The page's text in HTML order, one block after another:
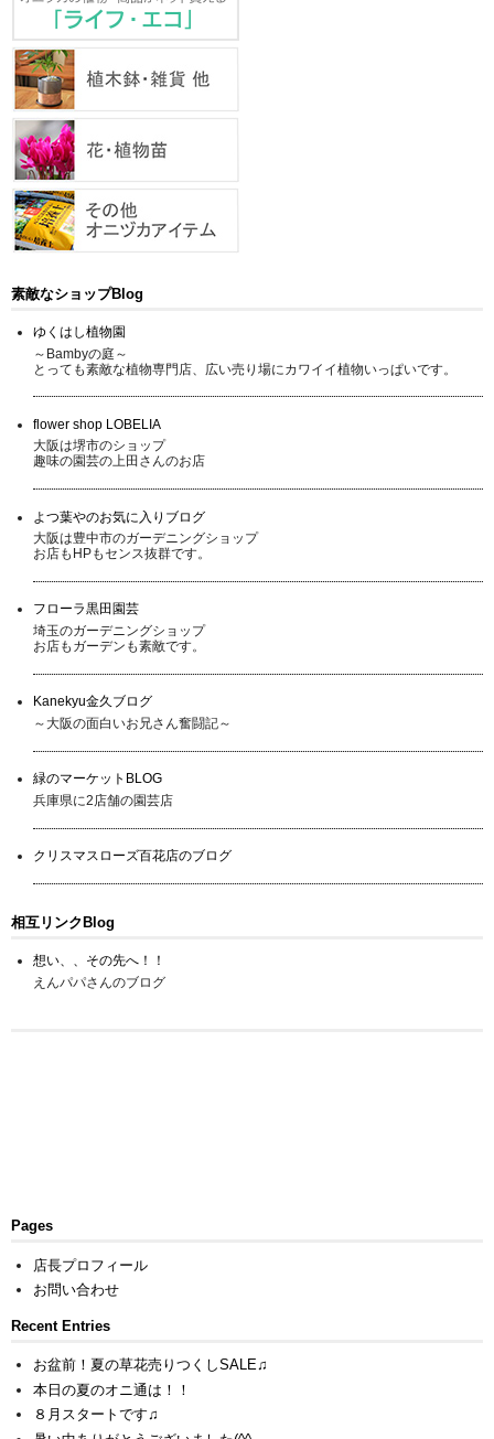
素敵なショップBlog
ゆくはし植物園
～Bambyの庭～
とっても素敵な植物専門店、広い売り場にカワイイ植物いっぱいです。
flower shop LOBELIA
大阪は堺市のショップ
趣味の園芸の上田さんのお店
よつ葉やのお気に入りブログ
大阪は豊中市のガーデニングショップ
お店もHPもセンス抜群です。
フローラ黒田園芸
埼玉のガーデニングショップ
お店もガーデンも素敵です。
Kanekyu金久ブログ
～大阪の面白いお兄さん奮闘記～
緑のマーケットBLOG
兵庫県に2店舗の園芸店
クリスマスローズ百花店のブログ
相互リンクBlog
想い、、その先へ！！
えんパパさんのブログ
Pages
店長プロフィール
お問い合わせ
Recent Entries
お盆前！夏の草花売りつくしSALE♫
本日の夏のオニ通は！！
８月スタートです♫